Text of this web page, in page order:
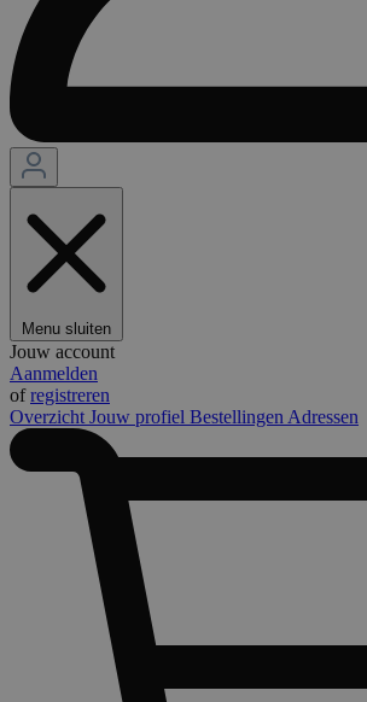
Menu sluiten
Jouw account
Aanmelden
ofregistreren
Overzicht Jouw profiel Bestellingen Adressen